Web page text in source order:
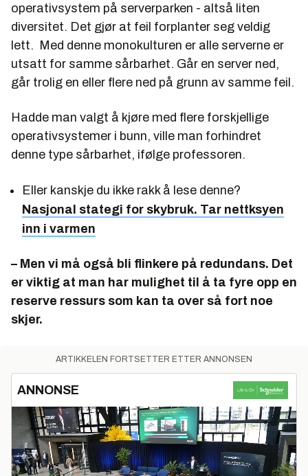
operativsystem på serverparken - altså liten
diversitet. Det gjør at feil forplanter seg veldig
lett. Med denne monokulturen er alle serverne er
utsatt for samme sårbarhet. Går en server ned,
går trolig en eller flere ned på grunn av samme feil.
Hadde man valgt å kjøre med flere forskjellige
operativsystemer i bunn, ville man forhindret
denne type sårbarhet, ifølge professoren.
Eller kanskje du ikke rakk å lese denne?
Nasjonal stategi for skybruk. Tar nettksyen
inn i varmen
– Men vi må også bli flinkere på redundans. Det
er viktig at man har mulighet til å ta fyre opp en
reserve ressurs som kan ta over så fort noe
skjer.
ARTIKKELEN FORTSETTER ETTER ANNONSEN
ANNONSE